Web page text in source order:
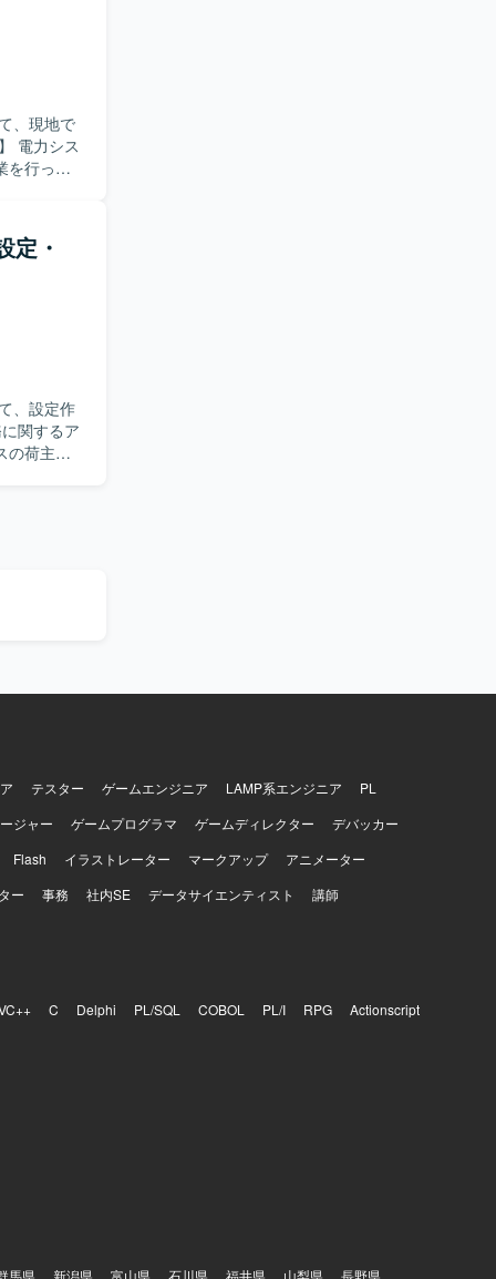
、現地で
を行って
ていただ
滑にコ
経験す
インフ
築を行い
定・
、設定作
の荷主向
だきま
テスター ゲームエンジニア LAMP系エンジニア
PL
ジャー ゲームプログラマ ゲームディレクター
デバッカー
Flash イラストレーター マークアップ
アニメーター
ー 事務 社内SE データサイエンティスト 講師
C Delphi PL/SQL COBOL PL/I RPG
Actionscript
馬県 新潟県 富山県 石川県 福井県 山梨県 長野県